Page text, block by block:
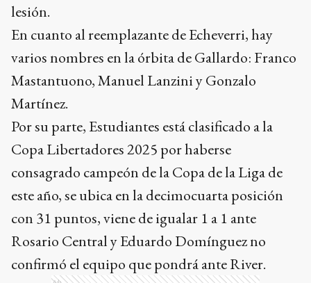
lesión.
En cuanto al reemplazante de Echeverri, hay
varios nombres en la órbita de Gallardo: Franco
Mastantuono, Manuel Lanzini y Gonzalo
Martínez.
Por su parte, Estudiantes está clasificado a la
Copa Libertadores 2025 por haberse
consagrado campeón de la Copa de la Liga de
este año, se ubica en la decimocuarta posición
con 31 puntos, viene de igualar 1 a 1 ante
Rosario Central y Eduardo Domínguez no
confirmó el equipo que pondrá ante River.
Ads